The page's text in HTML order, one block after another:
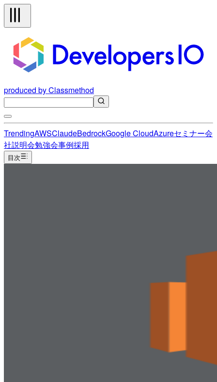
produced by Classmethod
TrendingAWSClaudeBedrockGoogle CloudAzureセミナー会
社説明会勉強会事例採用
目次